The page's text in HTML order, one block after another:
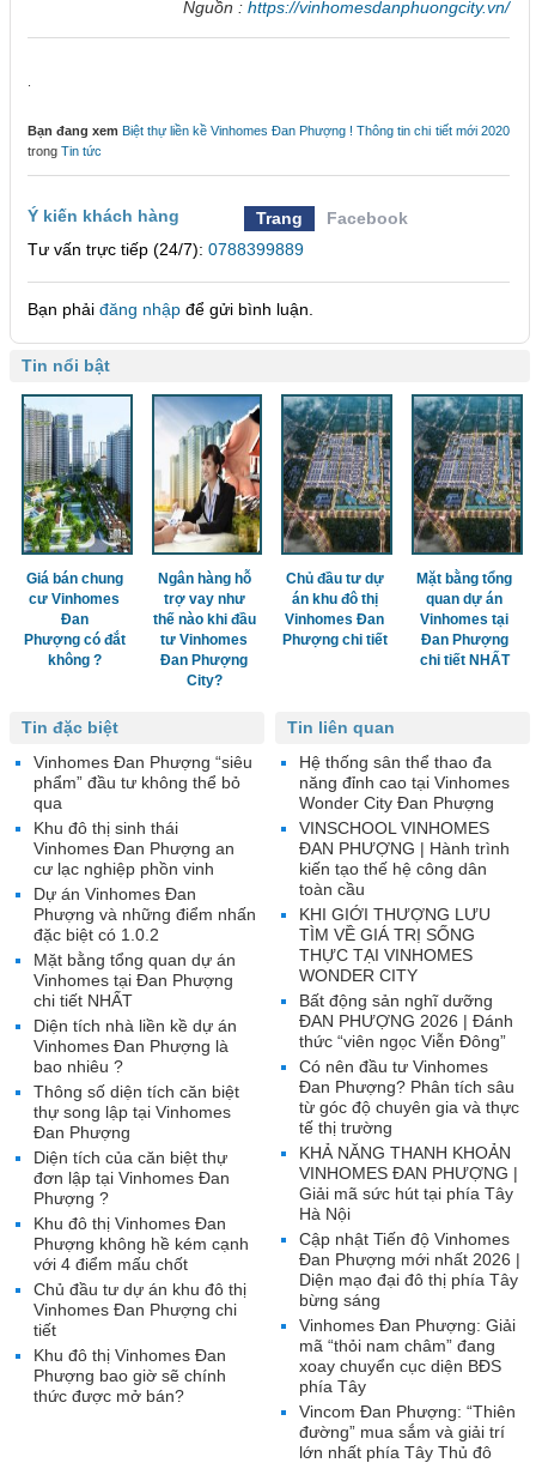
Nguồn : https://vinhomesdanphuongcity.vn/
Bạn đang xem Biệt thự liền kề Vinhomes Đan Phượng ! Thông tin chi tiết mới 2020
trong Tin tức
Ý kiến khách hàng Trang
Facebook
Tư vấn trực tiếp (24/7): 0788399889
Bạn phải đăng nhập để gửi bình luận.
Tin nổi bật
Giá bán chung
cư Vinhomes
Đan
Phượng có đắt
không ?
Ngân hàng hỗ
trợ vay như
thế nào khi đầu
tư Vinhomes
Đan Phượng
City?
Chủ đầu tư dự
án khu đô thị
Vinhomes Đan
Phượng chi tiết
Mặt bằng tổng
quan dự án
Vinhomes tại
Đan Phượng
chi tiết NHẤT
Tin liên quan
Hệ thống sân thể thao đa
năng đỉnh cao tại Vinhomes
Wonder City Đan Phượng
VINSCHOOL VINHOMES
ĐAN PHƯỢNG | Hành trình
kiến tạo thế hệ công dân
toàn cầu
KHI GIỚI THƯỢNG LƯU
TÌM VỀ GIÁ TRỊ SỐNG
THỰC TẠI VINHOMES
WONDER CITY
Bất động sản nghĩ dưỡng
ĐAN PHƯỢNG 2026 | Đánh
thức “viên ngọc Viễn Đông”
Có nên đầu tư Vinhomes
Đan Phượng? Phân tích sâu
từ góc độ chuyên gia và thực
tế thị trường
KHẢ NĂNG THANH KHOẢN
VINHOMES ĐAN PHƯỢNG |
Giải mã sức hút tại phía Tây
Hà Nội
Cập nhật Tiến độ Vinhomes
Đan Phượng mới nhất 2026 |
Diện mạo đại đô thị phía Tây
bừng sáng
Vinhomes Đan Phượng: Giải
mã “thỏi nam châm” đang
xoay chuyển cục diện BĐS
phía Tây
Vincom Đan Phượng: “Thiên
đường” mua sắm và giải trí
lớn nhất phía Tây Thủ đô
Tin đặc biệt
Vinhomes Đan Phượng “siêu
phẩm” đầu tư không thể bỏ
qua
Khu đô thị sinh thái
Vinhomes Đan Phượng an
cư lạc nghiệp phồn vinh
Dự án Vinhomes Đan
Phượng và những điểm nhấn
đặc biệt có 1.0.2
Mặt bằng tổng quan dự án
Vinhomes tại Đan Phượng
chi tiết NHẤT
Diện tích nhà liền kề dự án
Vinhomes Đan Phượng là
bao nhiêu ?
Thông số diện tích căn biệt
thự song lập tại Vinhomes
Đan Phượng
Diện tích của căn biệt thự
đơn lập tại Vinhomes Đan
Phượng ?
Khu đô thị Vinhomes Đan
Phượng không hề kém cạnh
với 4 điểm mấu chốt
Chủ đầu tư dự án khu đô thị
Vinhomes Đan Phượng chi
tiết
Khu đô thị Vinhomes Đan
Phượng bao giờ sẽ chính
thức được mở bán?